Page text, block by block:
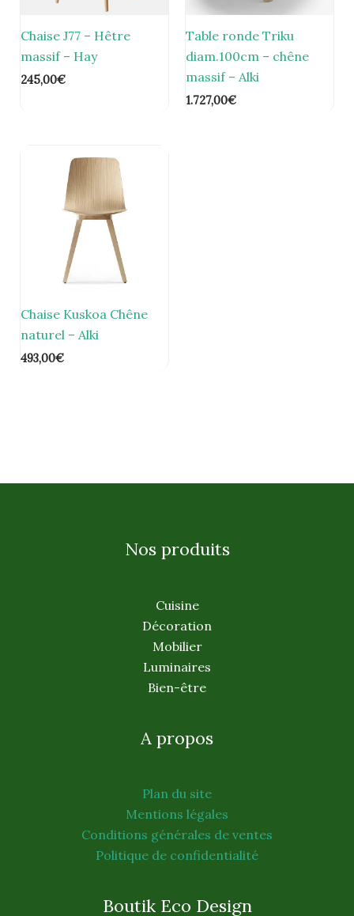
Chaise J77 – Hêtre
massif – Hay
245,00€
Table ronde Triku
diam.100cm – chêne
massif – Alki
1.727,00€
Chaise Kuskoa Chêne
naturel – Alki
493,00€
Nos produits
Cuisine
Décoration
Mobilier
Luminaires
Bien-être
A propos
Plan du site
Mentions légales
Conditions générales de ventes
Politique de confidentialité
Boutik Eco Design